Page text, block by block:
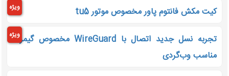
کیت مکش فانتوم پاور مخصوص موتور tu5 ویژه
تجربه نسل جدید اتصال با WireGuard مخصوص گیمرها
مناسب وب‌گردی
ویژه